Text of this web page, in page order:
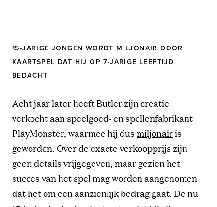
15-JARIGE JONGEN WORDT MILJONAIR DOOR
KAARTSPEL DAT HIJ OP 7-JARIGE LEEFTIJD
BEDACHT
Acht jaar later heeft Butler zijn creatie
verkocht aan speelgoed- en spellenfabrikant
PlayMonster, waarmee hij dusmiljonairis
geworden. Over de exacte verkoopprijs zijn
geen details vrijgegeven, maar gezien het
succes van het spel mag worden aangenomen
dat het om een aanzienlijk bedrag gaat. De nu